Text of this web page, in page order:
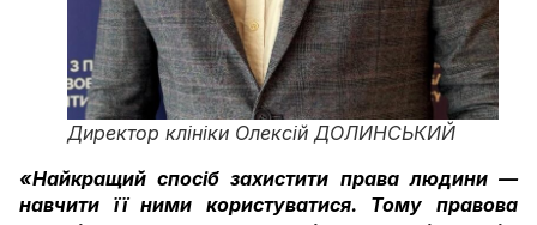
Директор клініки Олексій ДОЛИНСЬКИЙ
«Найкращий спосіб захистити права людини —
навчити її ними користуватися. Тому правова